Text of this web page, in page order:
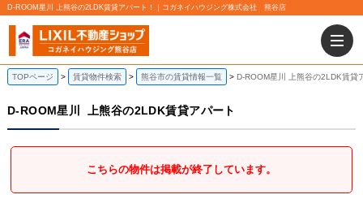
D-ROOM星川 上熊谷の2LDK賃貸アパート！｜コガネイハウジング株式会社 熊谷店
TOPページ 賃貸物件検索 熊谷市の賃貸情報一覧 D-ROOM星川 上熊谷の2LDK賃貸
D-ROOM星川 上熊谷の2LDK賃貸アパート
こちらの物件は掲載が終了しています。